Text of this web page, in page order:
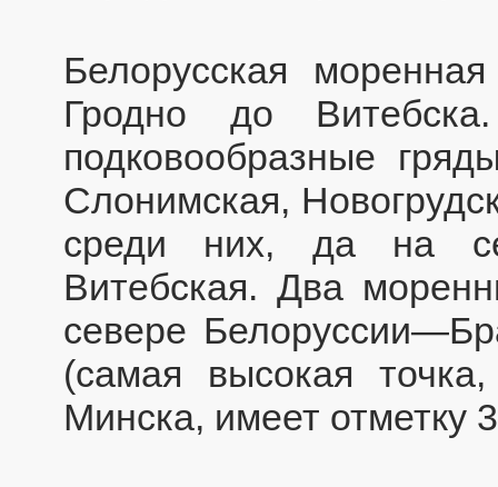
Белорусская
Гродно до
подковообразные
Слонимская,
среди них, да на
Витебская. Два
севере
(самая высокая
Минска, имеет отметку